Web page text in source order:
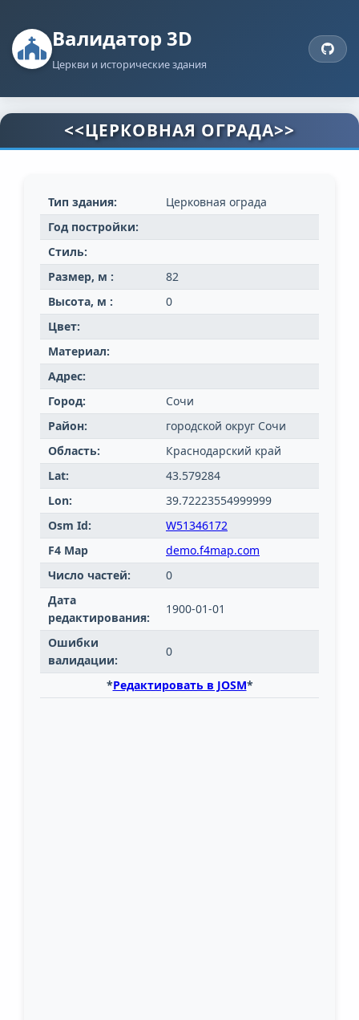
Валидатор 3D
Церкви и исторические здания
<<ЦЕРКОВНАЯ ОГРАДА>>
Тип здания:
Церковная ограда
Год постройки:
Стиль:
Размер, м :
82
Высота, м :
0
Цвет:
Материал:
Адрес:
Город:
Сочи
Район:
городской округ Сочи
Область:
Краснодарский край
Lat:
43.579284
Lon:
39.72223554999999
Osm Id:
W51346172
F4 Map
demo.f4map.com
Число частей:
0
Дата
редактирования:
1900-01-01
Ошибки
валидации:
0
*Редактировать в JOSM*